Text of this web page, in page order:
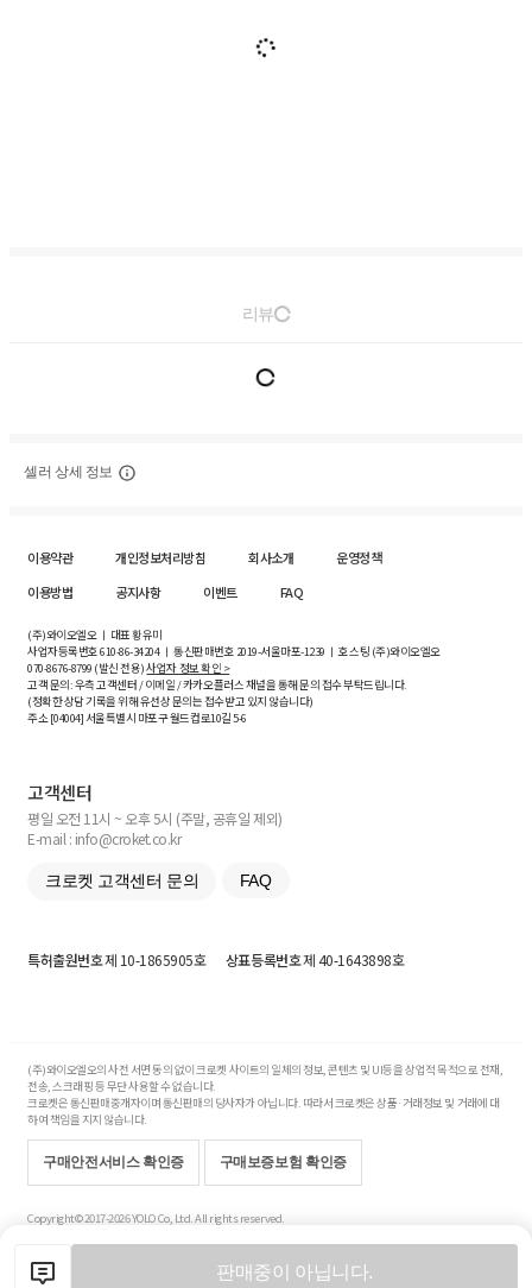
판매중이 아닙니다.
리뷰
셀러 상세 정보
이용약관 개인정보처리방침 회사소개
운영정책
이용방법
공지사항 이벤트 FAQ
(주)와이오엘오 ㅣ 대표 황유미
사업자등록번호610-86-34204ㅣ 통신판매번호 2019-서울마포-1239 ㅣ 호스팅 (주)와이오엘오
070-8676-8799 (발신 전용)사업자 정보 확인 >
고객 문의: 우측 고객센터 / 이메일 / 카카오플러스 채널을 통해 문의 접수 부탁드립니다.
(정확한 상담 기록을 위해 유선상 문의는 접수받고 있지 않습니다)
주소 [04004] 서울특별시 마포구 월드컵로10길5-6
고객센터
평일 오전 11시 ~ 오후 5시 (주말, 공휴일 제외)
E-mail : info@croket.co.kr
크로켓 고객센터 문의 FAQ
특허출원번호제 10-1865905호 상표등록번호제 40-1643898호
(주)와이오엘오의 사전 서면 동의 없이 크로켓 사이트의 일체의 정보, 콘텐츠 및 UI등을 상업적 목적으로 전재,
전송, 스크래핑 등 무단 사용할 수 없습니다.
크로켓은 통신판매중개자이며 통신판매의 당사자가 아닙니다. 따라서 크로켓은 상품·거래정보 및 거래에 대
하여 책임을 지지 않습니다.
구매안전서비스 확인증 구매보증보험 확인증
Copyright© 2017-2026 YOLO Co, Ltd. All rights reserved.